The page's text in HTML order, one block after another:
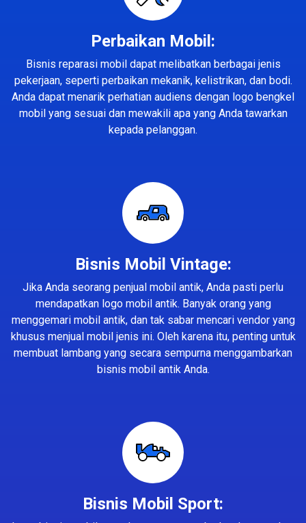
Perbaikan Mobil:
Bisnis reparasi mobil dapat melibatkan berbagai jenis
pekerjaan, seperti perbaikan mekanik, kelistrikan, dan bodi.
Anda dapat menarik perhatian audiens dengan logo bengkel
mobil yang sesuai dan mewakili apa yang Anda tawarkan
kepada pelanggan.
Bisnis Mobil Vintage:
Jika Anda seorang penjual mobil antik, Anda pasti perlu
mendapatkan logo mobil antik. Banyak orang yang
menggemari mobil antik, dan tak sabar mencari vendor yang
khusus menjual mobil jenis ini. Oleh karena itu, penting untuk
membuat lambang yang secara sempurna menggambarkan
bisnis mobil antik Anda.
Bisnis Mobil Sport: